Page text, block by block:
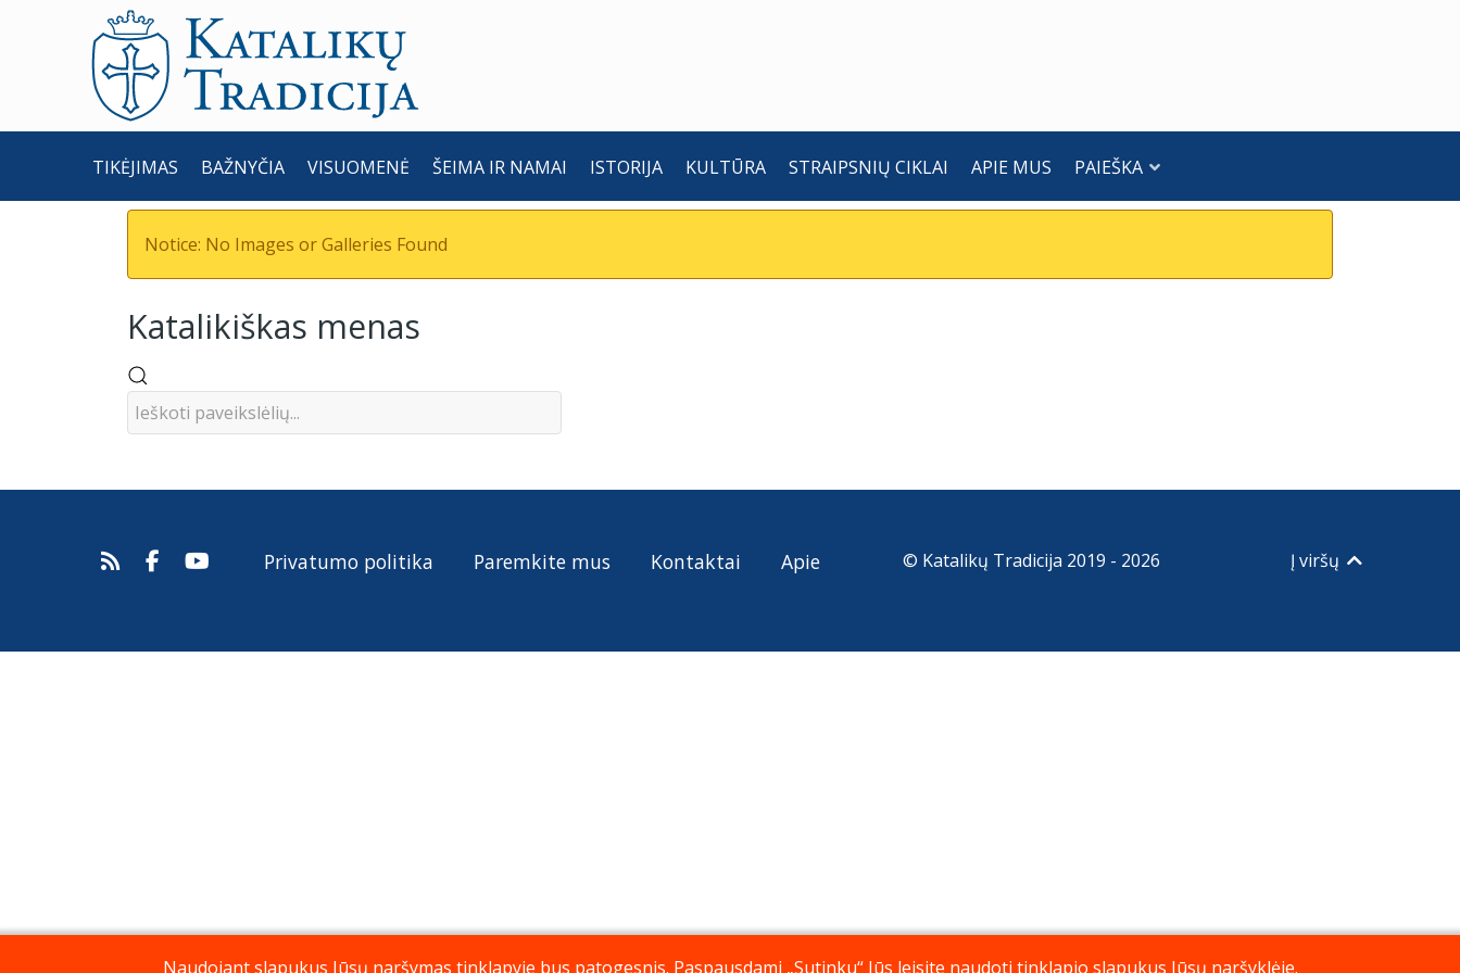
TIKĖJIMAS BAŽNYČIA VISUOMENĖ ŠEIMA IR NAMAI ISTORIJA KULTŪRA STRAIPSNIŲ CIKLAI APIE MUS PAIEŠKA
Notice: No Images or Galleries Found
Katalikiškas menas
Privatumo politika Paremkite mus Kontaktai Apie © Katalikų Tradicija 2019 - 2026 Į viršų
Naudojant slapukus Jūsų naršymas tinklapyje bus patogesnis. Paspausdami „Sutinku“ Jūs leisite naudoti tinklapio slapukus Jūsų naršyklėje.